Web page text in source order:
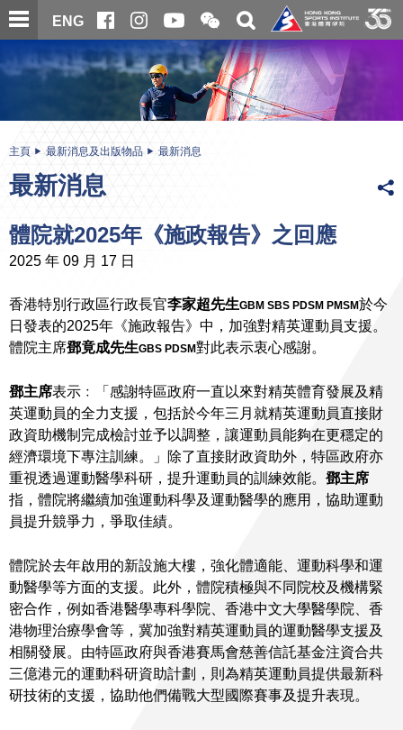
跳
至
內
ENG
開
合
微
信
二
維
碼
關
搜
尋
内
主頁 最新消息及出版物品 最新消息
最新消息
體院就2025年《施政報告》之回應
2025 年 09 月 17 日
香港特別行政區行政長官李家超先生GBM SBS PDSM PMSM於今
日發表的2025年《施政報告》中，加強對精英運動員支援。
體院主席鄧竟成先生GBS PDSM對此表示衷心感謝。
鄧主席表示﹕「感謝特區政府一直以來對精英體育發展及精
英運動員的全力支援，包括於今年三月就精英運動員直接財
政資助機制完成檢討並予以調整，讓運動員能夠在更穩定的
經濟環境下專注訓練。」除了直接財政資助外，特區政府亦
重視透過運動醫學科研，提升運動員的訓練效能。 鄧主席
指，體院將繼續加強運動科學及運動醫學的應用，協助運動
員提升競爭力，爭取佳績。
體院於去年啟用的新設施大樓，強化體適能、運動科學和運
動醫學等方面的支援。此外，體院積極與不同院校及機構緊
密合作，例如香港醫學專科學院、香港中文大學醫學院、香
港物理治療學會等，冀加強對精英運動員的運動醫學支援及
相關發展。由特區政府與香港賽馬會慈善信託基金注資合共
三億港元的運動科研資助計劃，則為精英運動員提供最新科
研技術的支援，協助他們備戰大型國際賽事及提升表現。